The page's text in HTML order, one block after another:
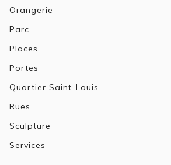
Orangerie
Parc
Places
Portes
Quartier Saint-Louis
Rues
Sculpture
Services